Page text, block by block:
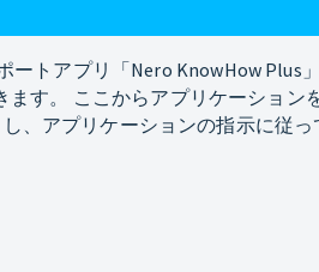
ートアプリ「Nero KnowHow Plus
ます。 ここからアプリケーション
し、アプリケーションの指示に従っ